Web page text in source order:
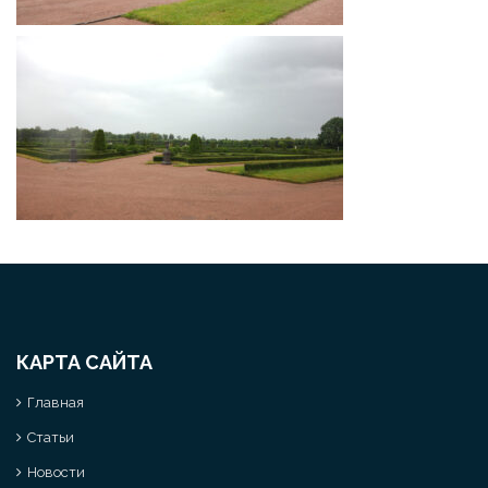
КАРТА САЙТА
Главная
Статьи
Новости